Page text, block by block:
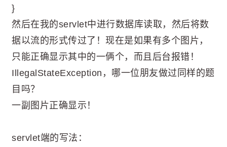
}
然后在我的servlet中进行数据库读取，然后将数
据以流的形式传过了！现在是如果有多个图片，
只能正确显示其中的一俩个，而且后台报错！
IllegalStateException，哪一位朋友做过同样的题
目吗？
一副图片正确显示！
servlet端的写法：